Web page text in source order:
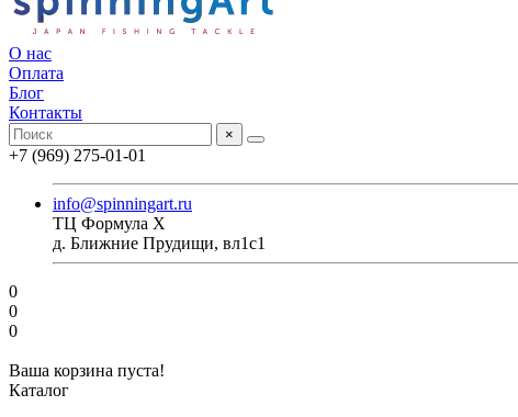
О нас
Оплата
Блог
Контакты
×
+7 (969) 275-01-01
info@spinningart.ru
ТЦ Формула X
д. Ближние Прудищи, вл1с1
0
0
0
Ваша корзина пуста!
Каталог